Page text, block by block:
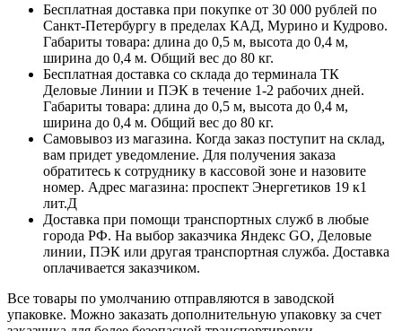
Бесплатная доставка при покупке от 30 000 рублей по
Санкт-Петербургу в пределах КАД, Мурино и Кудрово.
Габариты товара: длина до 0,5 м, высота до 0,4 м,
ширина до 0,4 м. Общий вес до 80 кг.
Бесплатная доставка со склада до терминала ТК
Деловые Линии и ПЭК в течение 1-2 рабочих дней.
Габариты товара: длина до 0,5 м, высота до 0,4 м,
ширина до 0,4 м. Общий вес до 80 кг.
Самовывоз из магазина. Когда заказ поступит на склад,
вам придет уведомление. Для получения заказа
обратитесь к сотруднику в кассовой зоне и назовите
номер. Адрес магазина: проспект Энергетиков 19 к1
лит.Д
Доставка при помощи транспортных служб в любые
города РФ. На выбор заказчика Яндекс GO, Деловые
линии, ПЭК или другая транспортная служба. Доставка
оплачивается заказчиком.
Все товары по умолчанию отправляются в заводской
упаковке. Можно заказать дополнительную упаковку за счет